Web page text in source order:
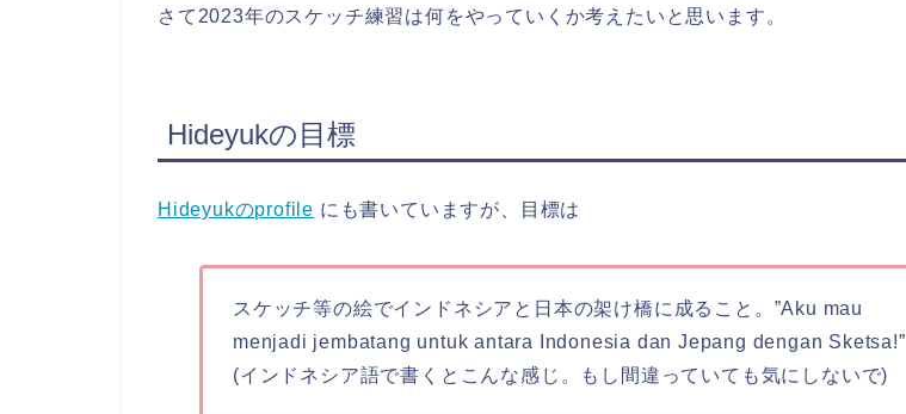
さて2023年のスケッチ練習は何をやっていくか考えたいと思います。
Hideyukの目標
Hideyukのprofile にも書いていますが、目標は
スケッチ等の絵でインドネシアと日本の架け橋に成ること。”Aku mau
menjadi jembatang untuk antara Indonesia dan Jepang dengan Sketsa!”
(インドネシア語で書くとこんな感じ。もし間違っていても気にしないで)